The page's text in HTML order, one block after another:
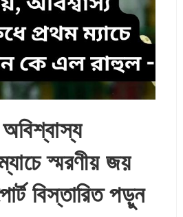
স্মরণীয় জয়
বিস্তারিত পড়ুন